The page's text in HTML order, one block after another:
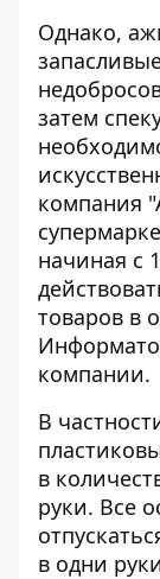
Однако,
затем
компания
начиная с
товаров в
компании.
В
в
руки. Все
в одни